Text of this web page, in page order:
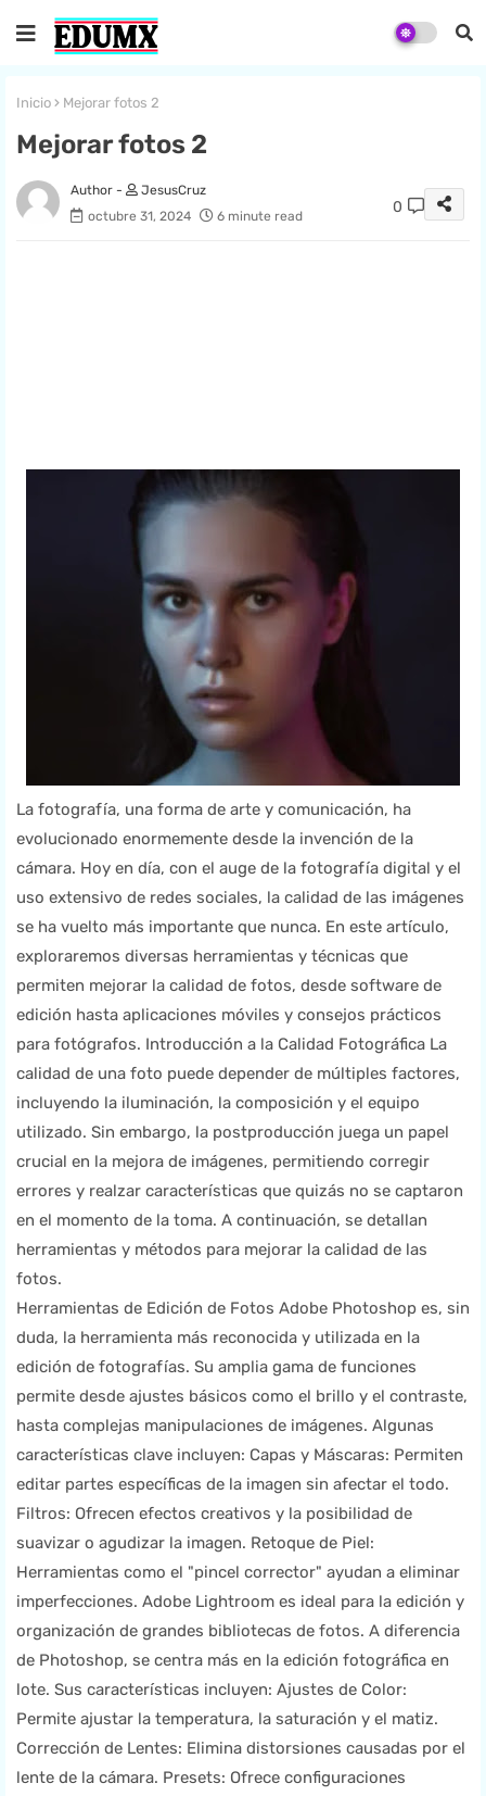
Inicio Mejorar fotos 2
Mejorar fotos 2
JesusCruz
octubre 31, 2024
6 minute read
0
La fotografía, una forma de arte y comunicación, ha
evolucionado enormemente desde la invención de la
cámara. Hoy en día, con el auge de la fotografía digital y el
uso extensivo de redes sociales, la calidad de las imágenes
se ha vuelto más importante que nunca. En este artículo,
exploraremos diversas herramientas y técnicas que
permiten mejorar la calidad de fotos, desde software de
edición hasta aplicaciones móviles y consejos prácticos
para fotógrafos. Introducción a la Calidad Fotográfica La
calidad de una foto puede depender de múltiples factores,
incluyendo la iluminación, la composición y el equipo
utilizado. Sin embargo, la postproducción juega un papel
crucial en la mejora de imágenes, permitiendo corregir
errores y realzar características que quizás no se captaron
en el momento de la toma. A continuación, se detallan
herramientas y métodos para mejorar la calidad de las
fotos.
Herramientas de Edición de Fotos Adobe Photoshop es, sin
duda, la herramienta más reconocida y utilizada en la
edición de fotografías. Su amplia gama de funciones
permite desde ajustes básicos como el brillo y el contraste,
hasta complejas manipulaciones de imágenes. Algunas
características clave incluyen: Capas y Máscaras: Permiten
editar partes específicas de la imagen sin afectar el todo.
Filtros: Ofrecen efectos creativos y la posibilidad de
suavizar o agudizar la imagen. Retoque de Piel:
Herramientas como el "pincel corrector" ayudan a eliminar
imperfecciones. Adobe Lightroom es ideal para la edición y
organización de grandes bibliotecas de fotos. A diferencia
de Photoshop, se centra más en la edición fotográfica en
lote. Sus características incluyen: Ajustes de Color:
Permite ajustar la temperatura, la saturación y el matiz.
Corrección de Lentes: Elimina distorsiones causadas por el
lente de la cámara. Presets: Ofrece configuraciones